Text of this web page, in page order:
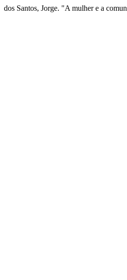
dos Santos, Jorge. "A mulher e a